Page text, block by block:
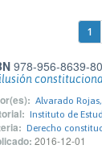
1
978-956-8639-
Alvarado
Instituto de
Derecho
2016-12-01